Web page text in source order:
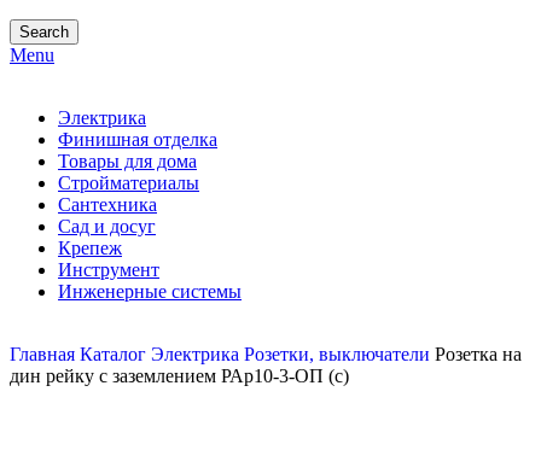
Search
Menu
Электрика
Финишная отделка
Товары для дома
Стройматериалы
Сантехника
Сад и досуг
Крепеж
Инструмент
Инженерные системы
Главная Каталог Электрика Розетки, выключатели Розетка на
дин рейку с заземлением РАр10-3-ОП (с)